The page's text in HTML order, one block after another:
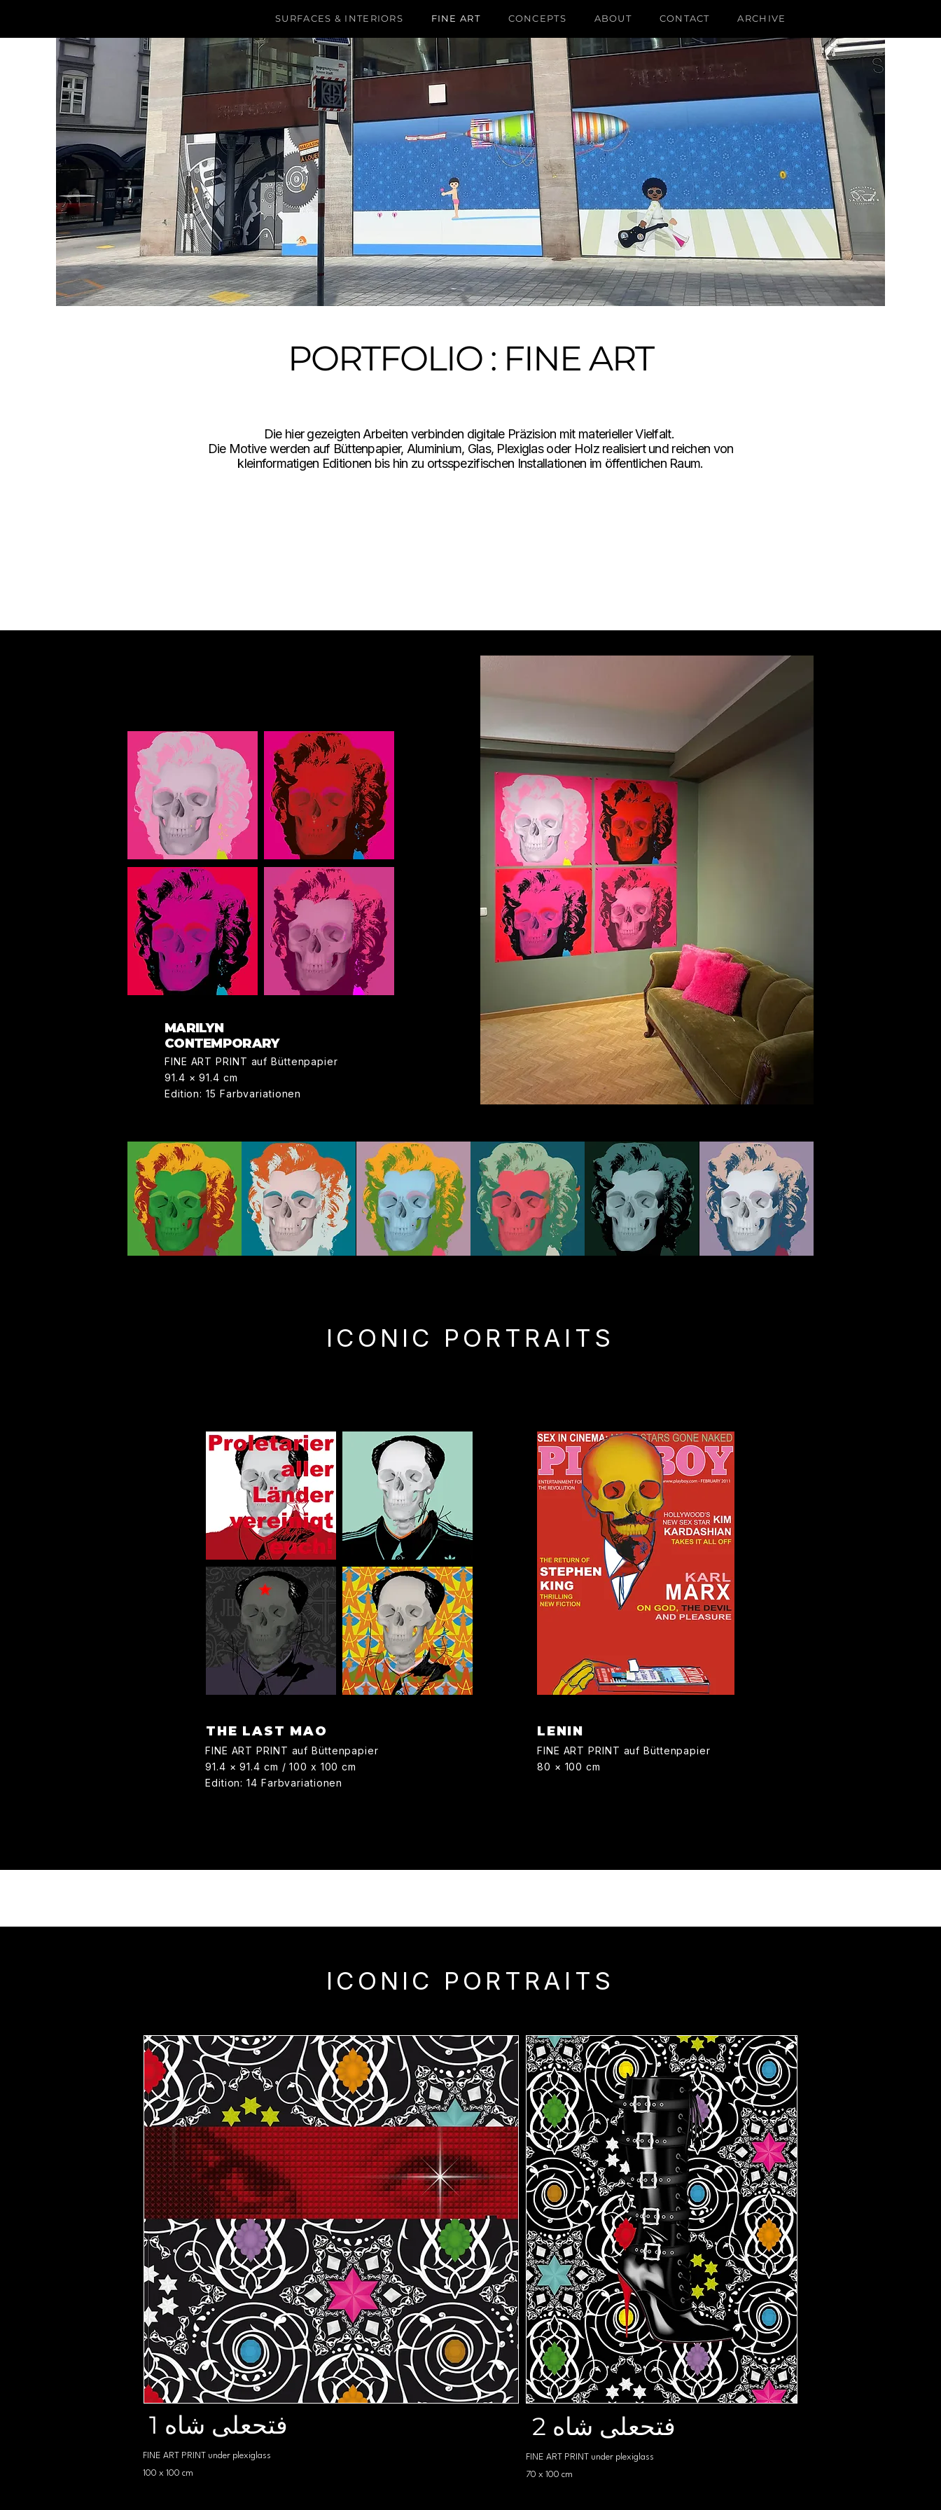
SURFACES & INTERIORS FINE ART CONCEPTS ABOUT CONTACT ARCHIVE
PORTFOLIO : FINE ART
Die hier gezeigten Arbeiten verbinden digitale Präzision mit materieller Vielfalt.
Die Motive werden auf Büttenpapier, Aluminium, Glas, Plexiglas oder Holz realisiert und reichen von
kleinformatigen Editionen bis hin zu ortsspezifischen Installationen im öffentlichen Raum.
MARILYN
CONTEMPORARY
FINE ART PRINT auf Büttenpapier
91.4 × 91.4 cm
Edition: 15 Farbvariationen
ICONIC PORTRAITS
THE LAST MAO
FINE ART PRINT auf Büttenpapier
91.4 × 91.4 cm / 100 x 100 cm
Edition: 14 Farbvariationen
LENIN
FINE ART PRINT auf Büttenpapier
80 × 100 cm
ICONIC PORTRAITS
1 فتحعلی شاه
FINE ART PRINT under plexiglass
100 x 100 cm
2 فتحعلی شاه
FINE ART PRINT under plexiglass
70 x 100 cm